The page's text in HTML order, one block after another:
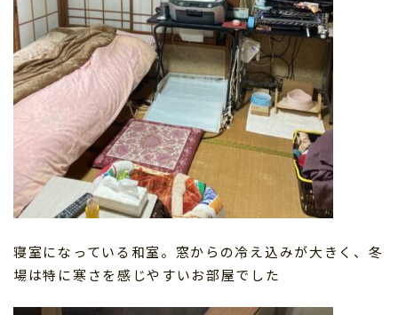
寝室になっている和室。窓からの冷え込みが大きく、冬
場は特に寒さを感じやすいお部屋でした